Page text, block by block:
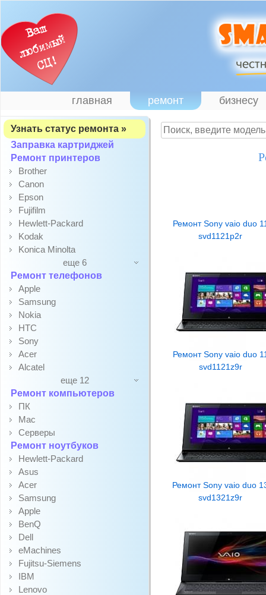
главная ремонт бизнесу
Узнать статус ремонта »
Заправка картриджей
Ремонт принтеров
Brother
Canon
Epson
Fujifilm
Hewlett-Packard
Kodak
Konica Minolta
еще 6
Ремонт телефонов
Apple
Samsung
Nokia
HTC
Sony
Acer
Alcatel
еще 12
Ремонт компьютеров
ПК
Mac
Серверы
Ремонт ноутбуков
Hewlett-Packard
Asus
Acer
Samsung
Apple
BenQ
Dell
eMachines
Fujitsu-Siemens
IBM
Lenovo
Ремонт Sony vaio duo
svd1121p2r
Ремонт Sony vaio duo
svd1121z9r
Ремонт Sony vaio duo
svd1321z9r